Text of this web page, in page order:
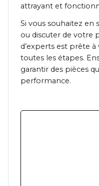
attrayant et
Si vous souhaitez en
ou discuter de votre
d’experts est prête
toutes les étapes.
garantir des pièces
performance.